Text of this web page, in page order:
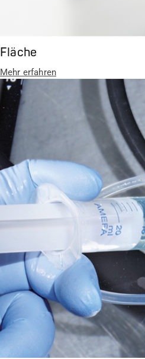
Fläche
Mehr erfahren